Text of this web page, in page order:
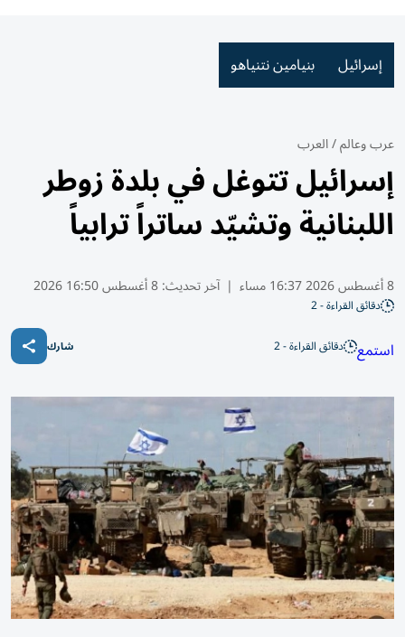
إسرائيل بنيامين نتنياهو
عرب وعالم/العرب
إسرائيل تتوغل في بلدة زوطر
اللبنانية وتشيّد ساتراً ترابياً
8 أغسطس 2026 16:37 مساء | آخر تحديث:8 أغسطس 16:50 2026
دقائق القراءة - 2
استمع دقائق القراءة - 2 شارك